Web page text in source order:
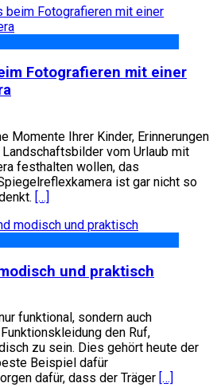
Fotografieren mit einer
Momente Ihrer Kinder, Erinnerungen
vom Urlaub mit
festhalten wollen, das
ist gar nicht so
[…]
und praktisch
funktional, sondern auch
den Ruf,
zu sein. Dies gehört heute der
Beispiel dafür
dafür, dass der Träger […]